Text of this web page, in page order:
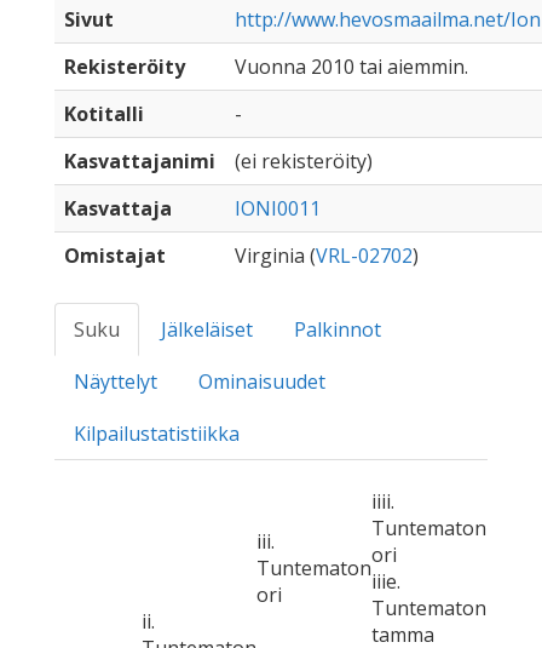
Sivut
http://www.hevosmaailma.net/
Rekisteröity
Vuonna 2010 tai aiemmin.
Kotitalli
-
Kasvattajanimi
(ei rekisteröity)
Kasvattaja
IONI0011
Omistajat
Virginia (VRL-02702)
Suku Jälkeläiset
Palkinnot
Näyttelyt
Ominaisuudet
Kilpailustatistiikka
ii.
iii.
Tuntematon
ori
iiii.
Tuntematon
ori
iiie.
Tuntematon
tamma